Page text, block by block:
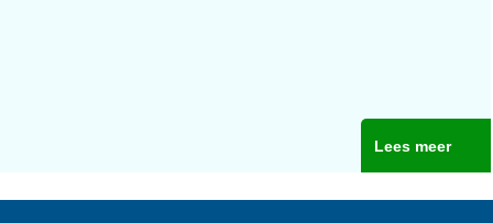
Lees meer